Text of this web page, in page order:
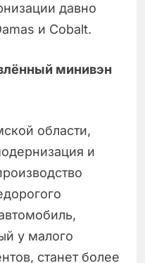
давно
и Cobalt.
минивэн
области,
и
у малого
станет более